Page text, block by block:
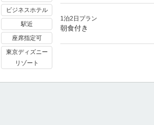
ビジネスホテル
駅近
座席指定可
東京ディズニー
リゾート
1泊2日プラン
朝食付き